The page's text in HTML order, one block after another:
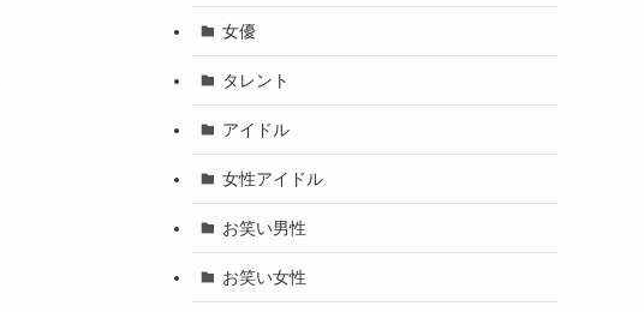
女優
タレント
アイドル
女性アイドル
お笑い男性
お笑い女性